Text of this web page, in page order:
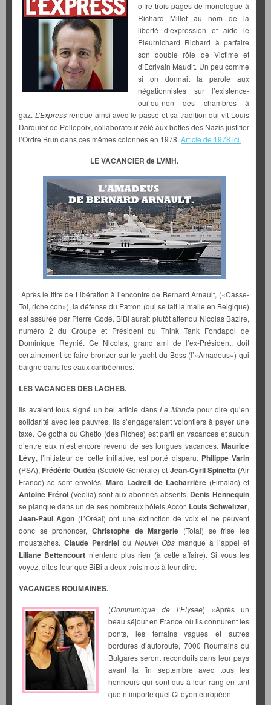
offre trois pages de monologue à
Richard Millet au nom de la
liberté d’expression et aide le
Pleurnichard Richard à parfaire
son double rôle de Victime et
d’Ecrivain Maudit. Un peu comme
si on donnait la parole aux
négationnistes sur l’existence-
oui-ou-non des chambres à
gaz. L’Expressrenoue ainsi avec le passé et sa tradition qui vit Louis
Darquier de Pellepoix, collaborateur zélé aux bottes des Nazis justifier
l’Ordre Brun dans ces mêmes colonnes en 1978. Article de 1978 ici.
LE VACANCIER de LVMH.
Après le titre de Libération à l’encontre de Bernard Arnault, («Casse-
Toi, riche con»), la défense du Patron (qui se fait la malle en Belgique)
est assurée par Pierre Godé. BiBi aurait plutôt attendu Nicolas Bazire,
numéro 2 du Groupe et Président du Think Tank Fondapol de
Dominique Reynié. Ce Nicolas, grand ami de l’ex-Président, doit
certainement se faire bronzer sur le yacht du Boss (l’«Amadeus») qui
baigne dans les eaux caribéennes.
LES VACANCES DES LÂCHES.
Ils avaient tous signé un bel article dansLe Monde pour dire qu’en
solidarité avec les pauvres, ils s’engageraient volontiers à payer une
taxe. Ce gotha du Ghetto (des Riches) est parti en vacances et aucun
d’entre eux n’est encore revenu de ses longues vacances. Maurice
Lévy, l’initiateur de cette initiative, est porté disparu. Philippe Varin
(PSA), Frédéric Oudéa (Société Générale) et Jean-Cyril Spinetta (Air
France) se sont envolés.Marc Ladreit de Lacharrière(Fimalac) et
Antoine Frérot(Veolia) sont aux abonnés absents. Denis Hennequin
se planque dans un de ses nombreux hôtels Accor. Louis Schweitzer,
Jean-Paul Agon (L’Oréal) ont une extinction de voix et ne peuvent
donc se prononcer, Christophe de Margerie (Total) se frise les
moustaches. Claude Perdrieldu Nouvel Obs manque à l’appel et
Liliane Bettencourt n’entend plus rien (à cette affaire). Si vous les
voyez, dites-leur que BiBi a deux trois mots à leur dire.
VACANCES ROUMAINES.
(Communiqué de l’Elysée) «Après un
beau séjour en France où ils connurent les
ponts, les terrains vagues et autres
bordures d’autoroute, 7000 Roumains ou
Bulgares seront reconduits dans leur pays
avant la fin septembre avec tous les
honneurs qui sont dus à leur rang en tant
que n’importe quel Citoyen européen.